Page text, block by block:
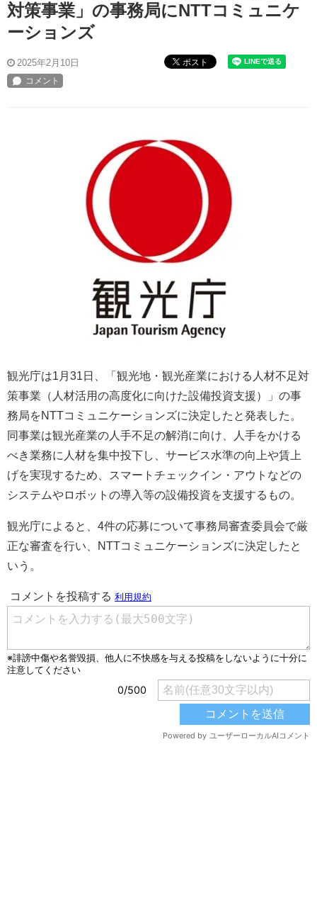
対策事業」の事務局にNTTコミュニケ
ーションズ
2025年2月10日 ポスト
観光庁は1月31日、「観光地・観光産業における人材不足対
策事業（人材活用の高度化に向けた設備投資支援）」の事
務局をNTTコミュニケーションズに決定したと発表した。
同事業は観光産業の人手不足の解消に向け、人手をかける
べき業務に人材を集中投下し、サービス水準の向上や賃上
げを実現するため、スマートチェックイン・アウトなどの
システムやロボットの導入等の設備投資を支援するもの。
観光庁によると、4件の応募について事務局審査委員会で厳
正な審査を行い、NTTコミュニケーションズに決定したと
いう。